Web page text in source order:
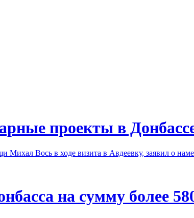
проекты в
Вось в ходе визита в Авдеевку, заявил о
на сумму более